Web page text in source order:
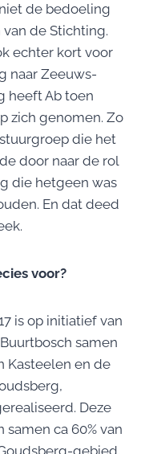
de bedoeling
de Stichting.
echter kort voor
naar Zeeuws-
heeft Ab toen
zich genomen. Zo
die het
door naar de rol
die hetgeen was
En dat deed
voor?
is op initiatief van
samen
Kasteelen en de
Deze
ca 60% van